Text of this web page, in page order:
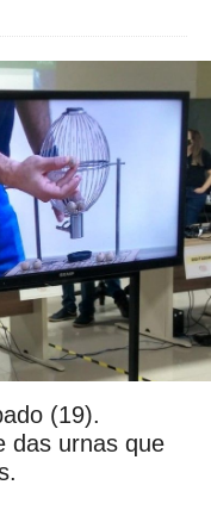
(19).
das urnas que